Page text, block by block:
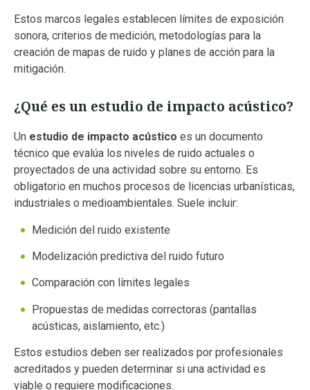
Estos marcos legales establecen límites de exposición
sonora, criterios de medición, metodologías para la
creación de mapas de ruido y planes de acción para la
mitigación.
¿Qué es un estudio de impacto acústico?
Un estudio de impacto acústico es un documento
técnico que evalúa los niveles de ruido actuales o
proyectados de una actividad sobre su entorno. Es
obligatorio en muchos procesos de licencias urbanísticas,
industriales o medioambientales. Suele incluir:
Medición del ruido existente
Modelización predictiva del ruido futuro
Comparación con límites legales
Propuestas de medidas correctoras (pantallas
acústicas, aislamiento, etc.)
Estos estudios deben ser realizados por profesionales
acreditados y pueden determinar si una actividad es
viable o requiere modificaciones.